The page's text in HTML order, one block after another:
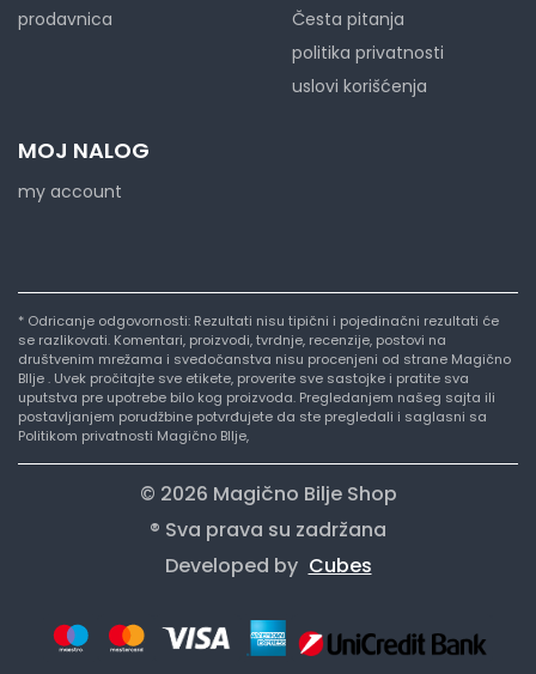
prodavnica
Česta pitanja
politika privatnosti
uslovi korišćenja
MOJ NALOG
my account
* Odricanje odgovornosti: Rezultati nisu tipični i pojedinačni rezultati će
se razlikovati. Komentari, proizvodi, tvrdnje, recenzije, postovi na
društvenim mrežama i svedočanstva nisu procenjeni od strane Magično
BIlje . Uvek pročitajte sve etikete, proverite sve sastojke i pratite sva
uputstva pre upotrebe bilo kog proizvoda. Pregledanjem našeg sajta ili
postavljanjem porudžbine potvrđujete da ste pregledali i saglasni sa
Politikom privatnosti Magično BIlje,
© 2026 Magično Bilje Shop
® Sva prava su zadržana
Developed by Cubes